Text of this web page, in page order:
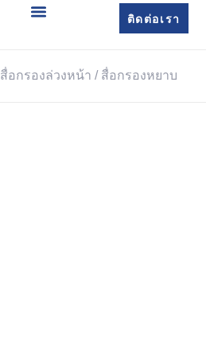
ติดต่อเรา
สื่อกรองล่วงหน้า / สื่อกรองหยาบ